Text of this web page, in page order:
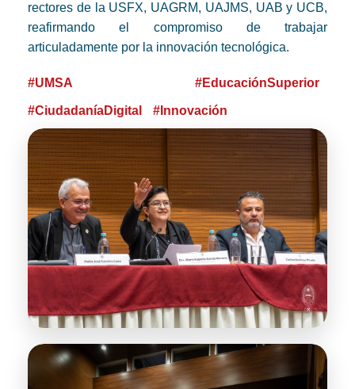
rectores de la USFX, UAGRM, UAJMS, UAB y UCB,
reafirmando el compromiso de trabajar
articuladamente por la innovación tecnológica.
#UMSA #EducaciónSuperior
#CiudadaníaDigital #Innovación